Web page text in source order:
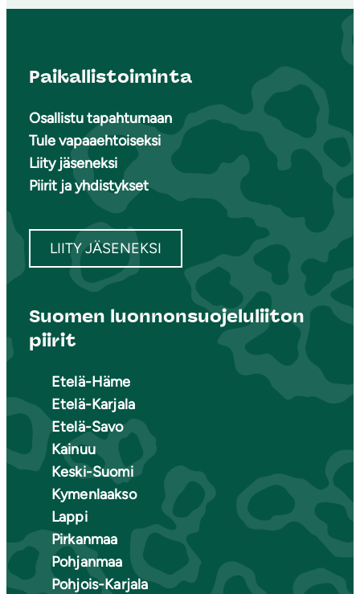
Paikallistoiminta
Osallistu tapahtumaan
Tule vapaaehtoiseksi
Liity jäseneksi
Piirit ja yhdistykset
LIITY JÄSENEKSI
Suomen luonnonsuojeluliiton
piirit
Etelä-Häme
Etelä-Karjala
Etelä-Savo
Kainuu
Keski-Suomi
Kymenlaakso
Lappi
Pirkanmaa
Pohjanmaa
Pohjois-Karjala